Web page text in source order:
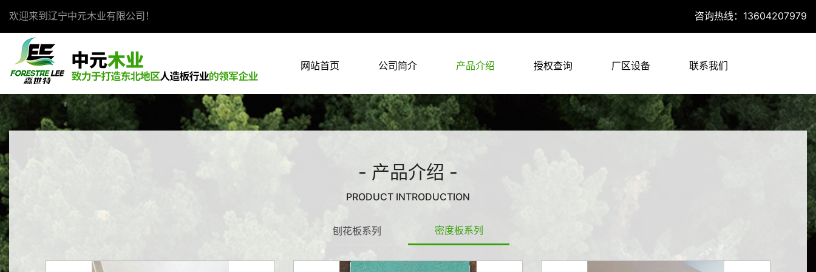
欢迎来到辽宁中元木业有限公司！ 咨询热线：13604207979
网站首页 公司简介 产品介绍 授权查询 厂区设备 联系我们
- 产品介绍 -
PRODUCT INTRODUCTION
刨花板系列 密度板系列